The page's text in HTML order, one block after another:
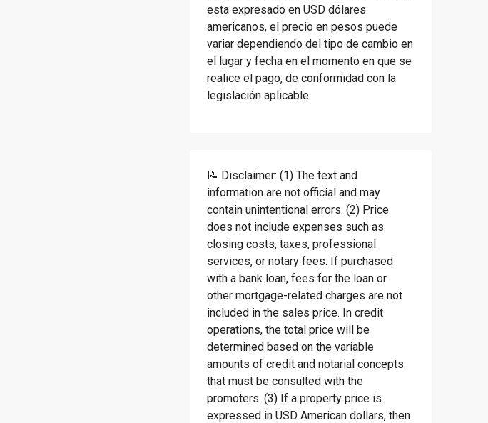
esta expresado en USD dólares
americanos, el precio en pesos puede
variar dependiendo del tipo de cambio en
el lugar y fecha en el momento en que se
realice el pago, de conformidad con la
legislación aplicable.
📝 Disclaimer: (1) The text and
information are not official and may
contain unintentional errors. (2) Price
does not include expenses such as
closing costs, taxes, professional
services, or notary fees. If purchased
with a bank loan, fees for the loan or
other mortgage-related charges are not
included in the sales price. In credit
operations, the total price will be
determined based on the variable
amounts of credit and notarial concepts
that must be consulted with the
promoters. (3) If a property price is
expressed in USD American dollars, then